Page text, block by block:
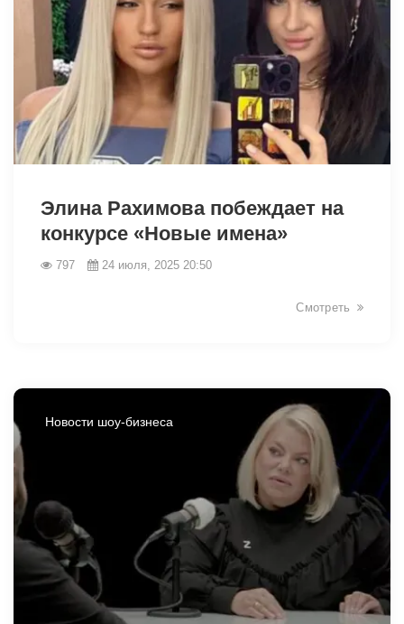
Элина Рахимова побеждает на
конкурсе «Новые имена»
797 24 июля, 2025 20:50
Смотреть
Новости шоу-бизнеса